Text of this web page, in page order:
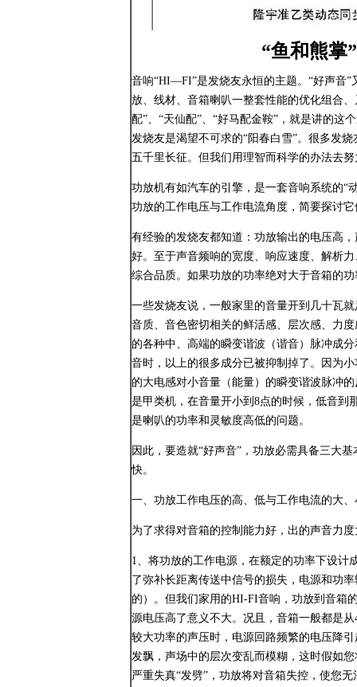
“鱼和熊掌
音响“HI—FI”是发烧友永恒的主题。“好声音
放、线材、音箱喇叭一整套性能的优化组合
配”、“天仙配”、“好马配金鞍”，就是讲的这
发烧友是渴望不可求的“阳春白雪”。很多发
五千里长征。但我们用理智而科学的办法去
功放机有如汽车的引擎，是一套音响系统的“
功放的工作电压与工作电流角度，简要探讨
有经验的发烧友都知道：功放输出的电压高
好。至于声音频响的宽度、响应速度、解析
综合品质。如果功放的功率绝对大于音箱的
一些发烧友说，一般家里的音量开到几十瓦
音质、音色密切相关的鲜活感、层次感、力
的各种中、高端的瞬变谐波（谐音）脉冲成
音时，以上的很多成分已被抑制掉了。因为
的大电感对小音量（能量）的瞬变谐波脉冲
是甲类机，在音量开小到8点的时候，低音到
是喇叭的功率和灵敏度高低的问题。
因此，要造就“好声音”，功放必需具备三大
快。
一、功放工作电压的高、低与工作电流的大
为了求得对音箱的控制能力好，出的声音力
1、将功放的工作电源，在额定的功率下设计
了弥补长距离传送中信号的损失，电源和功
的）。但我们家用的HI-FI音响，功放到音箱
源电压高了意义不大。况且，音箱一般都是
较大功率的声压时，电源回路频繁的电压降
发飘，声场中的层次变乱而模糊，这时假如
严重失真“发劈”，功放将对音箱失控，使您